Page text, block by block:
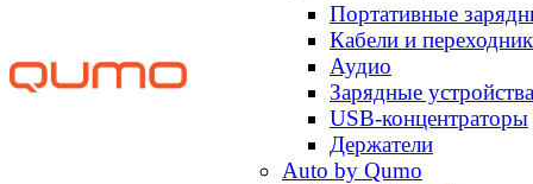
Портативные
Кабели и
Аудио
Зарядные устройства
USB-концентраторы
Держатели
Auto by Qumo